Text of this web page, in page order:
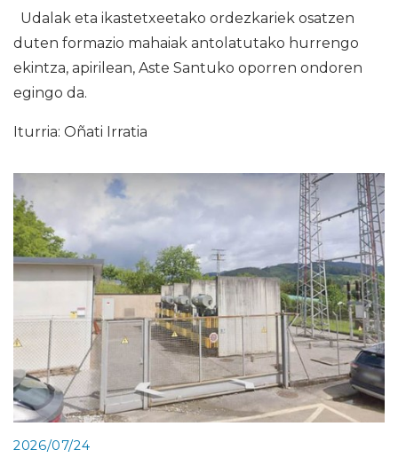
Udalak eta ikastetxeetako ordezkariek osatzen
duten formazio mahaiak antolatutako hurrengo
ekintza, apirilean, Aste Santuko oporren ondoren
egingo da.
Iturria: Oñati Irratia
2026/07/24